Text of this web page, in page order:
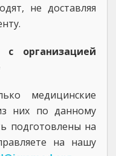
не доставляя
организацией
медицинские
них по данному
подготовлены на
на нашу